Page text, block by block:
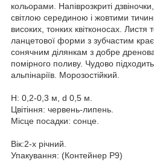
кольорами. Напіврозкриті
світлою серединою і жовтими
високих, тонких квітконосах. Листя
ланцетової форми з зубчастим
сонячним ділянкам з добре
помірного поливу. Чудово
альпінаріїв. Морозостійкий.
Н: 0,2-0,3 м, d 0,5 м.
Цвітіння: червень-липень.
Місце посадки: сонце.
Вік:2-х річний.
Упакування: (Контейнер P9)